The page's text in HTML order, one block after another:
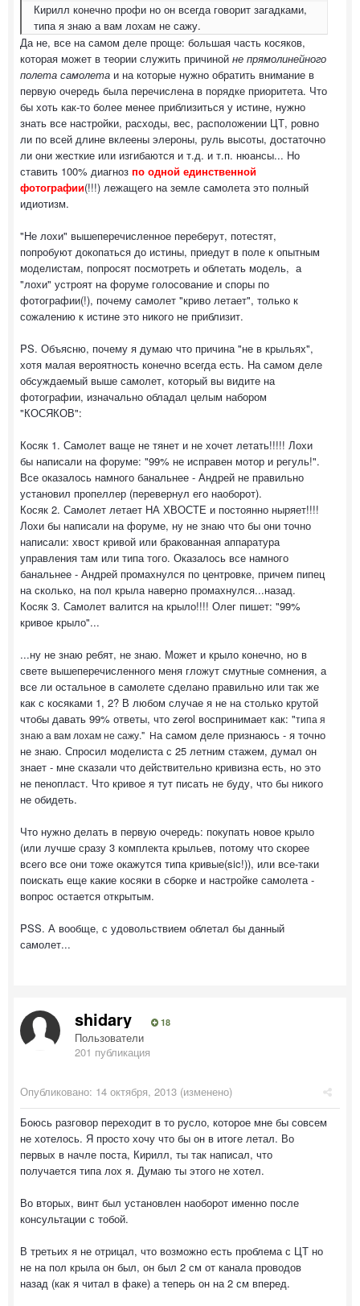
Кирилл конечно профи но он всегда говорит загадками,
типа я знаю а вам лохам не сажу.
Да не, все на самом деле проще: большая часть косяков,
которая может в теории служить причиной не прямолинейного
полета самолета и на которые нужно обратить внимание в
первую очередь была перечислена в порядке приоритета. Что
бы хоть как-то более менее приблизиться у истине, нужно
знать все настройки, расходы, вес, расположении ЦТ, ровно
ли по всей длине вклеены элероны, руль высоты, достаточно
ли они жесткие или изгибаются и т.д. и т.п. нюансы... Но
ставить 100% диагноз по одной единственной
фотографии(!!!) лежащего на земле самолета это полный
идиотизм.
"Не лохи" вышеперечисленное переберут, потестят,
попробуют докопаться до истины, приедут в поле к опытным
моделистам, попросят посмотреть и облетать модель, а
"лохи" устроят на форуме голосование и споры по
фотографии(!), почему самолет "криво летает", только к
сожалению к истине это никого не приблизит.
PS. Объясню, почему я думаю что причина "не в крыльях",
хотя малая вероятность конечно всегда есть. На самом деле
обсуждаемый выше самолет, который вы видите на
фотографии, изначально обладал целым набором
"КОСЯКОВ":
Косяк 1. Самолет ваще не тянет и не хочет летать!!!!! Лохи
бы написали на форуме: "99% не исправен мотор и регуль!".
Все оказалось намного банальнее - Андрей не правильно
установил пропеллер (перевернул его наоборот).
Косяк 2. Самолет летает НА ХВОСТЕ и постоянно ныряет!!!!
Лохи бы написали на форуме, ну не знаю что бы они точно
написали: хвост кривой или бракованная аппаратура
управления там или типа того. Оказалось все намного
банальнее - Андрей промахнулся по центровке, причем пипец
на сколько, на пол крыла наверно промахнулся...назад.
Косяк 3. Самолет валится на крыло!!!! Олег пишет: "99%
кривое крыло"...
...ну не знаю ребят, не знаю. Может и крыло конечно, но в
свете вышеперечисленного меня гложут смутные сомнения, а
все ли остальное в самолете сделано правильно или так же
как с косяками 1, 2? В любом случае я не на столько крутой
чтобы давать 99% ответы, что zerol воспринимает как: "типа я
знаю а вам лохам не сажу." На самом деле признаюсь - я точно
не знаю. Спросил моделиста с 25 летним стажем, думал он
знает - мне сказали что действительно кривизна есть, но это
не пенопласт. Что кривое я тут писать не буду, что бы никого
не обидеть.
Что нужно делать в первую очередь: покупать новое крыло
(или лучше сразу 3 комплекта крыльев, потому что скорее
всего все они тоже окажутся типа кривые(sic!)), или все-таки
поискать еще какие косяки в сборке и настройке самолета -
вопрос остается открытым.
PSS. А вообще, с удовольствием облетал бы данный
самолет...
shidary 18
Пользователи
201 публикация
Опубликовано: 14 октября, 2013 (изменено)
Боюсь разговор переходит в то русло, которое мне бы совсем
не хотелось. Я просто хочу что бы он в итоге летал. Во
первых в начле поста, Кирилл, ты так написал, что
получается типа лох я. Думаю ты этого не хотел.
Во вторых, винт был установлен наоборот именно после
консультации с тобой.
В третьих я не отрицал, что возможно есть проблема с ЦТ но
не на пол крыла он был, он был 2 см от канала проводов
назад (как я читал в факе) а теперь он на 2 см вперед.